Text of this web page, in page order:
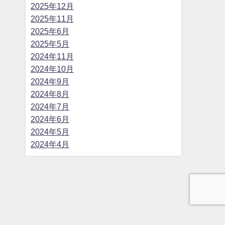
2025年12月
2025年11月
2025年6月
2025年5月
2024年11月
2024年10月
2024年9月
2024年8月
2024年7月
2024年6月
2024年5月
2024年4月